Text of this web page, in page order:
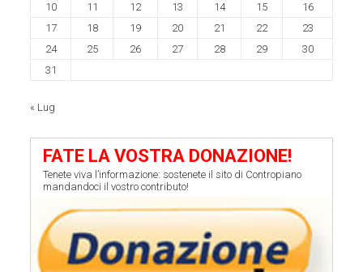
10
11 12 13 14 15
16
17
18 19 20 21 22
23
24
25 26 27 28 29
30
31
« Lug
FATE LA VOSTRA DONAZIONE!
Tenete viva l’informazione: sostenete il sito di Contropiano
mandandoci il vostro contributo!